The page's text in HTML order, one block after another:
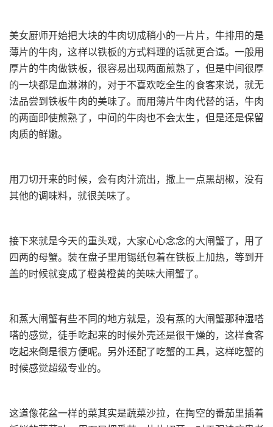
美女厨师开始把大块的牛肉切成稍小的一片片，牛排用的是
薄片的牛肉，这样以铁板的方式料理的话就更合适。一般用
厚片的牛肉做铁板，很容易出现两面煎熟了，但是中间很厚
的一块都是血淋淋的，对于不喜欢吃全生的食客来说，就无
法品尝到铁板牛肉的美味了。而用薄片牛肉代替的话，牛肉
的两面即使煎熟了，中间的牛肉也不会太生，但是还是保留
肉质的鲜嫩。
用刀切开来的时候，会有肉汁流出，撒上一点黑胡椒，没有
其他的调味料，就很美味了。
接下来就是今天的重头戏，大家心心念念的大闸蟹了，用了
四两的母蟹。装在盘子里用锡纸包着在铁板上加热，等到开
盖的时候就变成了橙黄橙黄的美味大闸蟹了。
和蒸大闸蟹有些不同的地方就是，没有蒸的大闸蟹那种湿嗒
嗒的感觉，徒手吃起来的时候外壳还是很干燥的，这样食客
吃起来倒是很方便呢。另外还配了吃蟹的工具，这样吃蟹的
时候感觉超级专业的。
这道像花盆一样的菜其实是蔬菜沙拉，在掏空的番茄里插着